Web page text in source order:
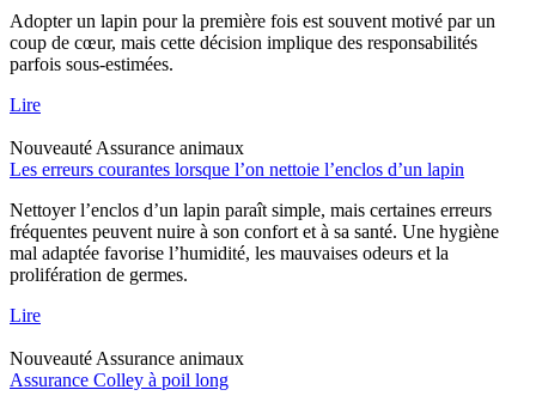
Adopter un lapin pour la première fois est souvent motivé par un
coup de cœur, mais cette décision implique des responsabilités
parfois sous-estimées.
Lire
Nouveauté Assurance animaux
Les erreurs courantes lorsque l’on nettoie l’enclos d’un lapin
Nettoyer l’enclos d’un lapin paraît simple, mais certaines erreurs
fréquentes peuvent nuire à son confort et à sa santé. Une hygiène
mal adaptée favorise l’humidité, les mauvaises odeurs et la
prolifération de germes.
Lire
Nouveauté Assurance animaux
Assurance Colley à poil long